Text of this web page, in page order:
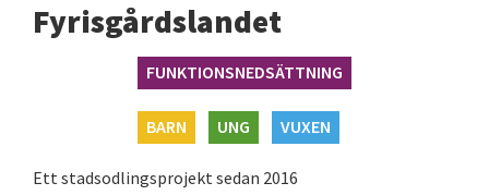
Fyrisgårdslandet
BARN UNG VUXEN
FUNKTIONSNEDSÄTTNING
Ett stadsodlingsprojekt sedan 2016